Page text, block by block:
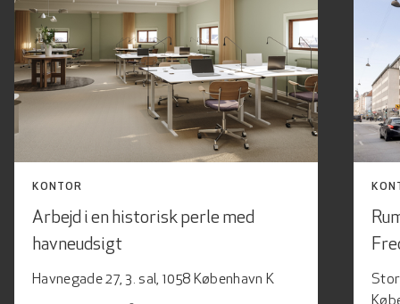
KONTOR
Arbejd i en historisk perle med
havneudsigt
Havnegade 27, 3. sal, 1058 København K